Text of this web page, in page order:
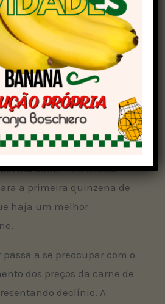
do boi gordo
305,50
R$ 287,35
Sul:R$ 303,86
300,26
caíram no atado.
a primeira quinzena de
haja um melhor
passa a se preocupar com o
dos preços da carne de
declínio. A